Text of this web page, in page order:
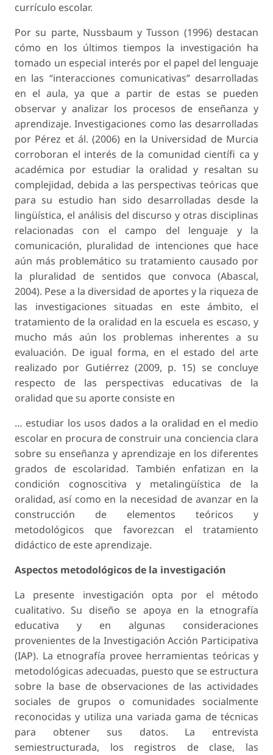
currículo escolar.
Por su parte, Nussbaum y Tusson (1996) destacan
cómo en los últimos tiempos la investigación ha
tomado un especial interés por el papel del lenguaje
en las “interacciones comunicativas” desarrolladas
en el aula, ya que a partir de estas se pueden
observar y analizar los procesos de enseñanza y
aprendizaje. Investigaciones como las desarrolladas
por Pérez et ál. (2006) en la Universidad de Murcia
corroboran el interés de la comunidad científi ca y
académica por estudiar la oralidad y resaltan su
complejidad, debida a las perspectivas teóricas que
para su estudio han sido desarrolladas desde la
lingüística, el análisis del discurso y otras disciplinas
relacionadas con el campo del lenguaje y la
comunicación, pluralidad de intenciones que hace
aún más problemático su tratamiento causado por
la pluralidad de sentidos que convoca (Abascal,
2004). Pese a la diversidad de aportes y la riqueza de
las investigaciones situadas en este ámbito, el
tratamiento de la oralidad en la escuela es escaso, y
mucho más aún los problemas inherentes a su
evaluación. De igual forma, en el estado del arte
realizado por Gutiérrez (2009, p. 15) se concluye
respecto de las perspectivas educativas de la
oralidad que su aporte consiste en
… estudiar los usos dados a la oralidad en el medio
escolar en procura de construir una conciencia clara
sobre su enseñanza y aprendizaje en los diferentes
grados de escolaridad. También enfatizan en la
condición cognoscitiva y metalingüística de la
oralidad, así como en la necesidad de avanzar en la
construcción de elementos teóricos y
metodológicos que favorezcan el tratamiento
didáctico de este aprendizaje.
Aspectos metodológicos de la investigación
La presente investigación opta por el método
cualitativo. Su diseño se apoya en la etnografía
educativa y en algunas consideraciones
provenientes de la Investigación Acción Participativa
(IAP). La etnografía provee herramientas teóricas y
metodológicas adecuadas, puesto que se estructura
sobre la base de observaciones de las actividades
sociales de grupos o comunidades socialmente
reconocidas y utiliza una variada gama de técnicas
para obtener sus datos. La entrevista
semiestructurada, los registros de clase, las